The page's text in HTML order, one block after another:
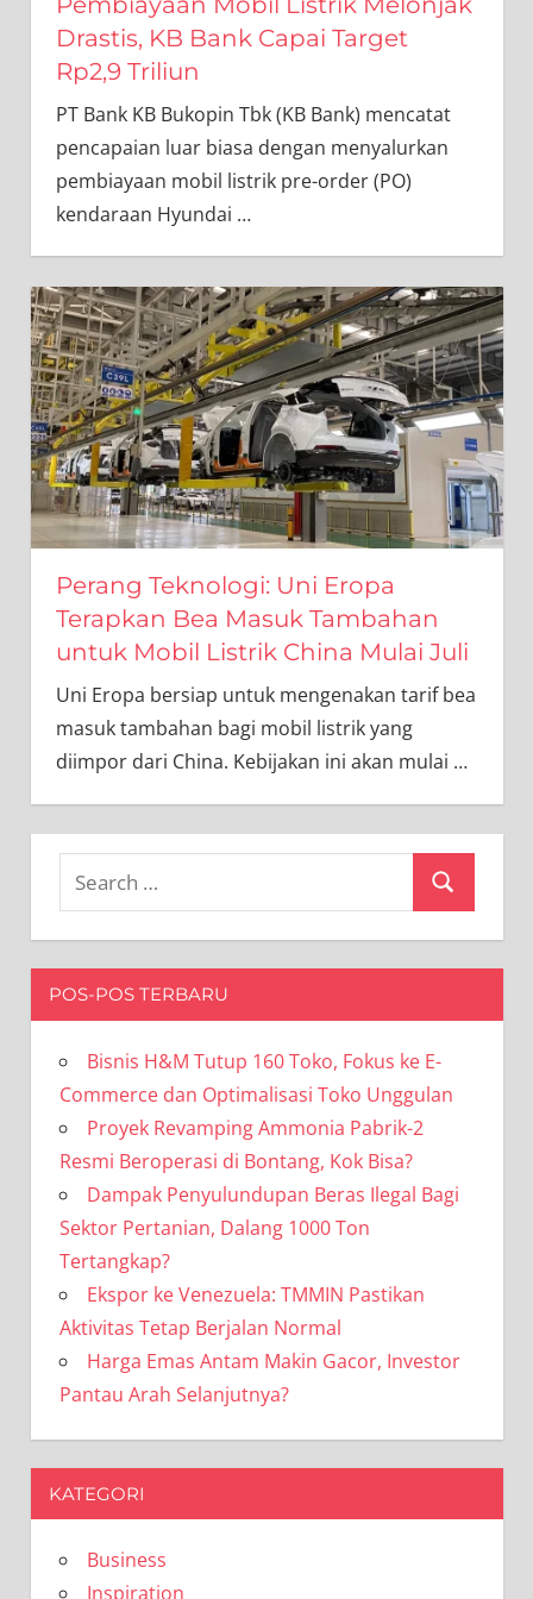
Drastis, KB Bank Capai Target
Rp2,9 Triliun
PT Bank KB Bukopin Tbk (KB Bank) mencatat
pencapaian luar biasa dengan menyalurkan
pembiayaan mobil listrik pre-order (PO)
kendaraan Hyundai …
Perang Teknologi: Uni Eropa
Terapkan Bea Masuk Tambahan
untuk Mobil Listrik China Mulai Juli
Uni Eropa bersiap untuk mengenakan tarif bea
masuk tambahan bagi mobil listrik yang
diimpor dari China. Kebijakan ini akan mulai …
Search
POS-POS TERBARU
Bisnis H&M Tutup 160 Toko, Fokus ke E-
Commerce dan Optimalisasi Toko Unggulan
Proyek Revamping Ammonia Pabrik-2
Resmi Beroperasi di Bontang, Kok Bisa?
Dampak Penyulundupan Beras Ilegal Bagi
Sektor Pertanian, Dalang 1000 Ton
Tertangkap?
Ekspor ke Venezuela: TMMIN Pastikan
Aktivitas Tetap Berjalan Normal
Harga Emas Antam Makin Gacor, Investor
Pantau Arah Selanjutnya?
KATEGORI
Business
Inspiration